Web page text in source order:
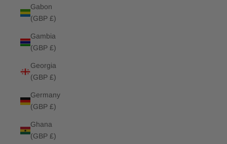
Gabon
(GBP £)
Gambia
(GBP £)
Georgia
(GBP £)
Germany
(GBP £)
Ghana
(GBP £)